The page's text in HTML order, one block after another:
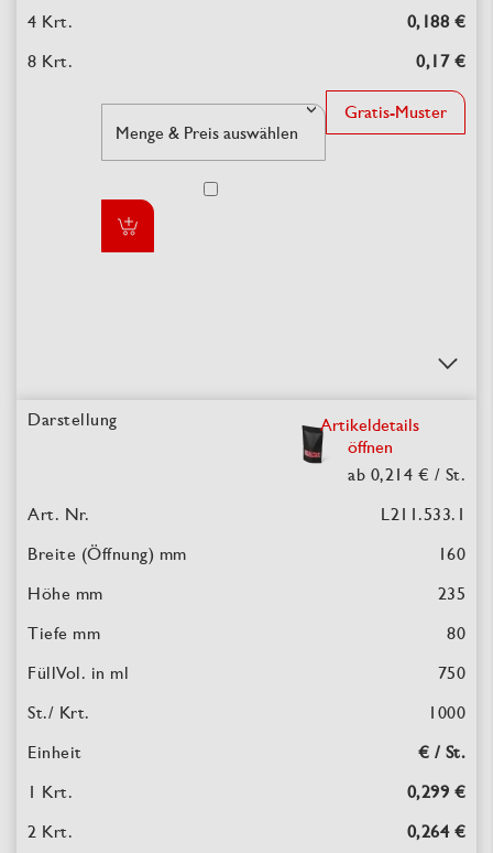
0,188 €
0,17 €
Gratis-Muster
Artikeldetails
öffnen
ab 0,214 € / St.
L211.533.1
160
235
80
750
1000
€ / St.
0,299 €
0,264 €